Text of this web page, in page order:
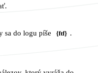
sa do logu píše {ftf} .